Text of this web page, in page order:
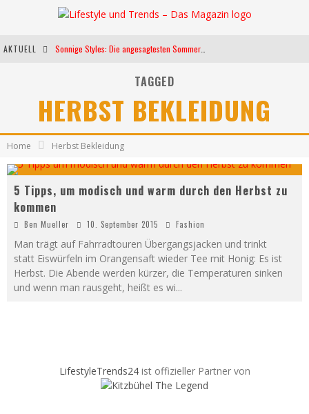
AKTUELL
Weltfrauentag - Eine Feier der Weiblichkeit
Kann unsere Ernährung das biologische Altern verlangsamen?
TAGGED
HERBST BEKLEIDUNG
Home Herbst Bekleidung
5 Tipps, um modisch und warm durch den Herbst zu
kommen
Ben Mueller 10. September 2015 Fashion
Man trägt auf Fahrradtouren Übergangsjacken und trinkt
statt Eiswürfeln im Orangensaft wieder Tee mit Honig: Es ist
Herbst. Die Abende werden kürzer, die Temperaturen sinken
und wenn man rausgeht, heißt es wi...
LifestyleTrends24ist offizieller Partner von